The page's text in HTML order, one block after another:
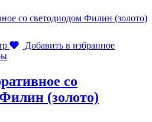
Добавить в избранное
со
(золото)